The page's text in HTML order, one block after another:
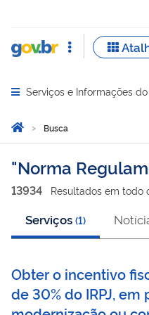
Abrir menu principal de
Serviços e Informações
Você está aqui:
Página Inicial
Busca
Busca
Norma
13934 Resultados em todo
Serviços (1)
Obter o incentivo
de 30% do IRPJ,